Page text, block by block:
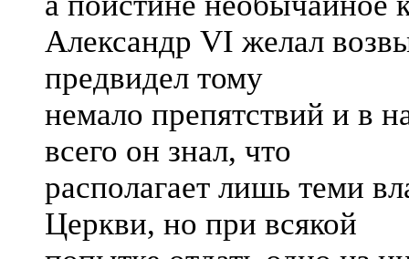
Александр VI желал
предвидел тому
немало препятствий и в
всего он знал, что
располагает лишь теми
Церкви, но при всякой